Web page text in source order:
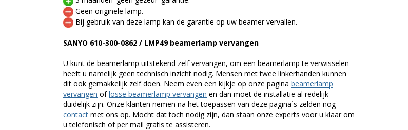
Geen originele lamp.
Bij gebruik van deze lamp kan de garantie op uw beamer vervallen.
SANYO 610-300-0862 / LMP49 beamerlamp vervangen
U kunt de beamerlamp uitstekend zelf vervangen, om een beamerlamp te verwisselen
heeft u namelijk geen technisch inzicht nodig. Mensen met twee linkerhanden kunnen
dit ook gemakkelijk zelf doen. Neem even een kijkje op onze pagina beamerlamp
vervangen oflosse beamerlamp vervangen en dan moet de installatie al redelijk
duidelijk zijn. Onze klanten nemen na het toepassen van deze pagina´s zelden nog
contact met ons op. Mocht dat toch nodig zijn, dan staan onze experts voor u klaar om
u telefonisch of per mail gratis te assisteren.